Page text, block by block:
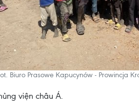
Biuro Prasowe Kapucynów - Prowincja
viện châu Á.